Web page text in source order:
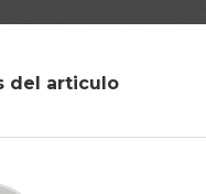
del articulo